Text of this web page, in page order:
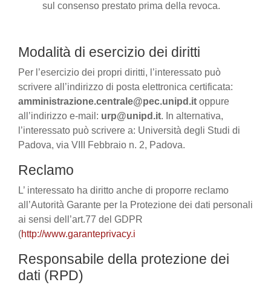
sul consenso prestato prima della revoca.
Modalità di esercizio dei diritti
Per l’esercizio dei propri diritti, l’interessato può
scrivere all’indirizzo di posta elettronica certificata:
amministrazione.centrale@pec.unipd.it oppure
all’indirizzo e-mail: urp@unipd.it. In alternativa,
l’interessato può scrivere a: Università degli Studi di
Padova, via VIII Febbraio n. 2, Padova.
Reclamo
L’ interessato ha diritto anche di proporre reclamo
all’Autorità Garante per la Protezione dei dati personali
ai sensi dell’art.77 del GDPR
(http://www.garanteprivacy.i
Responsabile della protezione dei
dati (RPD)